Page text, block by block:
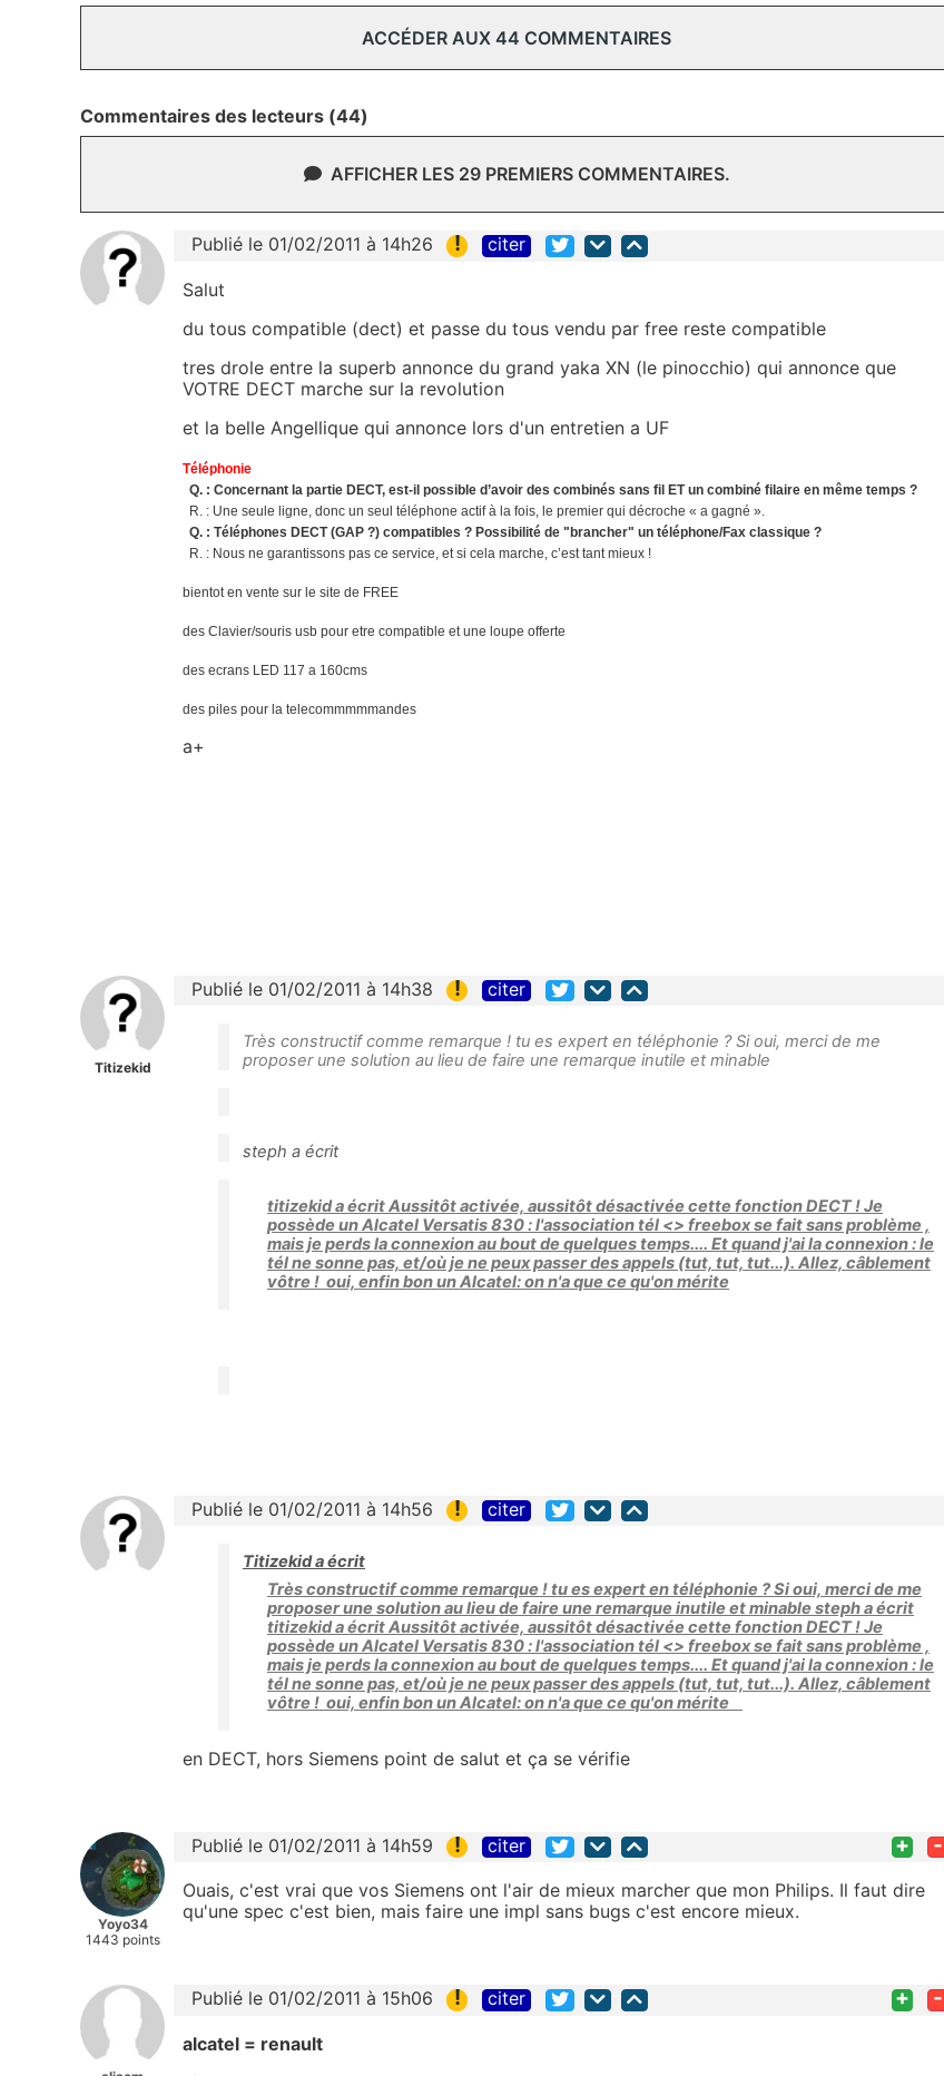
ACCÉDER AUX 44 COMMENTAIRES
Commentaires des lecteurs (44)
AFFICHER LES 29 PREMIERS COMMENTAIRES.
Publié le 01/02/2011 à 14h26 ! citer
Salut
du tous compatible (dect) et passe du tous vendu par free reste compatible
tres drole entre la superb annonce du grand yaka XN (le pinocchio) qui annonce que
VOTRE DECT marche sur la revolution
et la belle Angellique qui annonce lors d'un entretien a UF
Téléphonie
Q. : Concernant la partie DECT, est-il possible d’avoir des combinés sans fil ET un combiné filaire en même temps ?
R. : Une seule ligne, donc un seul téléphone actif à la fois, le premier qui décroche « a gagné ».
Q. : Téléphones DECT (GAP ?) compatibles ? Possibilité de "brancher" un téléphone/Fax classique ?
R. : Nous ne garantissons pas ce service, et si cela marche, c’est tant mieux !
bientot en vente sur le site de FREE
des Clavier/souris usb pour etre compatible et une loupe offerte
des ecrans LED 117 a 160cms
des piles pour la telecommmmmandes
a+
Titizekid
Publié le 01/02/2011 à 14h38 ! citer
Très constructif comme remarque ! tu es expert en téléphonie ? Si oui, merci de me
proposer une solution au lieu de faire une remarque inutile et minable
steph a écrit
titizekid a écrit Aussitôt activée, aussitôt désactivée cette fonction DECT ! Je
possède un Alcatel Versatis 830 : l'association tél <> freebox se fait sans problème ,
mais je perds la connexion au bout de quelques temps.... Et quand j'ai la connexion : le
tél ne sonne pas, et/où je ne peux passer des appels (tut, tut, tut...). Allez, câblement
vôtre ! oui, enfin bon un Alcatel: on n'a que ce qu'on mérite
Publié le 01/02/2011 à 14h56 ! citer
Titizekid a écrit
Très constructif comme remarque ! tu es expert en téléphonie ? Si oui, merci de me
proposer une solution au lieu de faire une remarque inutile et minable steph a écrit
titizekid a écrit Aussitôt activée, aussitôt désactivée cette fonction DECT ! Je
possède un Alcatel Versatis 830 : l'association tél <> freebox se fait sans problème ,
mais je perds la connexion au bout de quelques temps.... Et quand j'ai la connexion : le
tél ne sonne pas, et/où je ne peux passer des appels (tut, tut, tut...). Allez, câblement
vôtre ! oui, enfin bon un Alcatel: on n'a que ce qu'on mérite
en DECT, hors Siemens point de salut et ça se vérifie
Yoyo34
1443 points
Publié le 01/02/2011 à 14h59 ! citer + -
Ouais, c'est vrai que vos Siemens ont l'air de mieux marcher que mon Philips. Il faut dire
qu'une spec c'est bien, mais faire une impl sans bugs c'est encore mieux.
Publié le 01/02/2011 à 15h06 ! citer + -
alcatel = renault